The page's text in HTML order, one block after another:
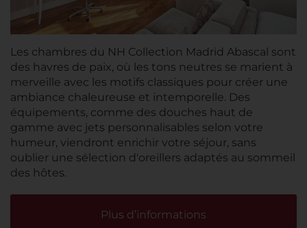
Les chambres du NH Collection Madrid Abascal sont
des havres de paix, où les tons neutres se marient à
merveille avec les motifs classiques pour créer une
ambiance chaleureuse et intemporelle. Des
équipements, comme des douches haut de
gamme avec jets personnalisables selon votre
humeur, viendront enrichir votre séjour, sans
oublier une sélection d'oreillers adaptés au sommeil
des hôtes.
Plus d’informations